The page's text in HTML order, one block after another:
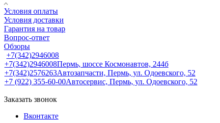
Условия оплаты
Условия доставки
Гарантия на товар
Вопрос-ответ
Обзоры
+7(342)2946008
+7(342)2946008Пермь, шоссе Космонавтов, 244б
+7(342)2576263Автозапчасти, Пермь, ул. Одоевского, 52
+7 (922) 355-60-00Автосервис, Пермь, ул. Одоевского, 52
Заказать звонок
Вконтакте